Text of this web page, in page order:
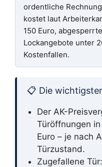
ordentliche
kostet laut
150 Euro,
Lockangebote unter
Kostenfallen.
📋 Die
Der AK-
Türöffnungen
Euro – je nach
Türzustand.
Zugefallene